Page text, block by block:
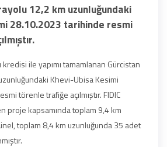
12,2 km uzunluğundaki
28.10.2023 tarihinde resmi
kredisi ile yapımı tamamlanan Gürcistan
Khevi-Ubisa Kesimi
törenle trafiğe açılmıştır. FIDIC
proje kapsamında toplam 9,4 km
toplam 8,4 km uzunluğunda 35 adet